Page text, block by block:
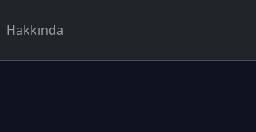
Hakkında